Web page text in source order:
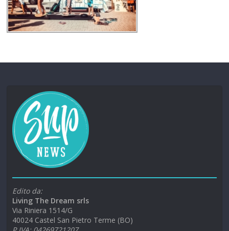
Edito da:
Living The Dream srls
Via Riniera 1514/G
40024 Castel San Pietro Terme (BO)